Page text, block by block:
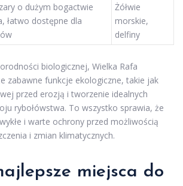
o dużym bogactwie
łatwo dostępne dla
Żółwie
morskie,
delfiny
biologicznej, Wielka Rafa
zabawne funkcje ekologiczne, takie jak
przed erozją i tworzenie idealnych
rybołówstwa. To wszystko sprawia, że
i warte ochrony przed możliwością
i zmian klimatycznych.
miejsca do